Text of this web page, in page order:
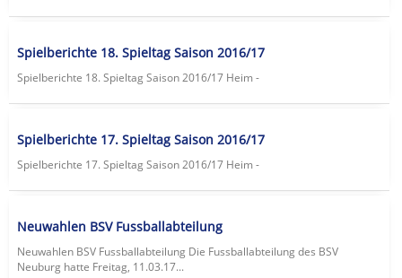
Spielberichte 18. Spieltag Saison 2016/17
Spielberichte 18. Spieltag Saison 2016/17 Heim -
Spielberichte 17. Spieltag Saison 2016/17
Spielberichte 17. Spieltag Saison 2016/17 Heim -
Neuwahlen BSV Fussballabteilung
Neuwahlen BSV Fussballabteilung Die Fussballabteilung des BSV
Neuburg hatte Freitag, 11.03.17...